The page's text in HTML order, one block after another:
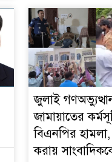
জুলাই
জামায়াতের
বিএনপির
করায়